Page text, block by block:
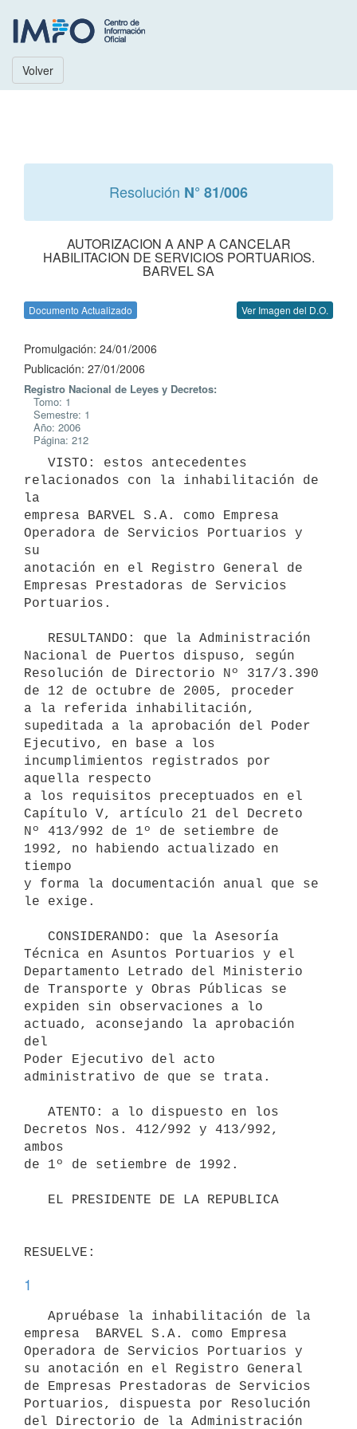
Volver
Resolución N° 81/006
AUTORIZACION A ANP A CANCELAR
HABILITACION DE SERVICIOS PORTUARIOS.
BARVEL SA
Documento Actualizado Ver Imagen del D.O.
Promulgación: 24/01/2006
Publicación: 27/01/2006
Registro Nacional de Leyes y Decretos:
Tomo: 1
Semestre: 1
Año: 2006
Página: 212
relacionados con la inhabilitación de
la
empresa BARVEL S.A. como Empresa
Operadora de Servicios Portuarios y
su
anotación en el Registro General de
Empresas Prestadoras de Servicios
Portuarios.
Nacional de Puertos dispuso, según
Resolución de Directorio Nº 317/3.390
de 12 de octubre de 2005, proceder
a la referida inhabilitación,
supeditada a la aprobación del Poder
Ejecutivo, en base a los
incumplimientos registrados por
aquella respecto
a los requisitos preceptuados en el
Capítulo V, artículo 21 del Decreto
Nº 413/992 de 1º de setiembre de
1992, no habiendo actualizado en
tiempo
y forma la documentación anual que se
le exige.
Técnica en Asuntos Portuarios y el
Departamento Letrado del Ministerio
de Transporte y Obras Públicas se
expiden sin observaciones a lo
actuado, aconsejando la aprobación
del
Poder Ejecutivo del acto
administrativo de que se trata.
Decretos Nos. 412/992 y 413/992,
ambos
de 1º de setiembre de 1992.
RESUELVE:
1
empresa  BARVEL S.A. como Empresa
Operadora de Servicios Portuarios y
su anotación en el Registro General
de Empresas Prestadoras de Servicios
Portuarios, dispuesta por Resolución
del Directorio de la Administración